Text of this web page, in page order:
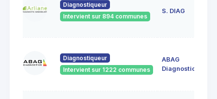
Diagnostiqueur
Intervient sur 894 communes
S. DIAG
Diagnostiqueur
Intervient sur 1222 communes
ABAG
Diagnostics